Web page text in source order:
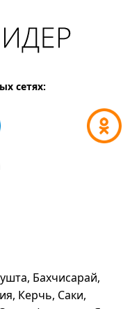
сетях:
Бахчисарай,
Керчь, Саки,